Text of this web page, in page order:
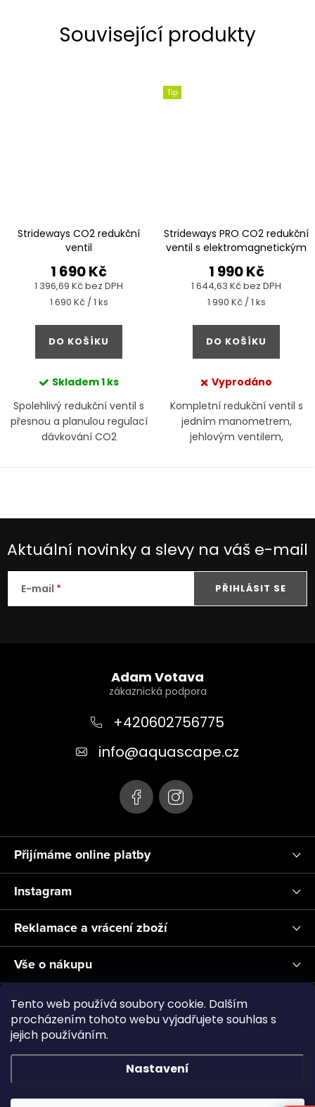
Tento web používá soubory cookie. Dalším
procházením tohoto webu vyjadřujete souhlas s
jejich používáním.
Nastavení
Související produkty
Strideways CO2 redukční
ventil
1 396,69 Kč bez DPH
1 690 Kč
Měrná
1 690 Kč / 1 ks
DO KOŠÍKU
Skladem1 ks
Spolehlivý redukční ventil s
přesnou a planulou regulací
dávkování CO2
Tip
Strideways PRO CO2 redukční
ventil s elektromagnetickým
1 644,63 Kč bez DPH
1 990 Kč
Měrná
1 990 Kč / 1 ks
DO KOŠÍKU
Vyprodáno
Kompletní redukční ventil s
jedním manometrem,
jehlovým ventilem,
Aktuální novinky a slevy na váš e-mail
E-mail PŘIHLÁSIT SE
Přijímáme online platby
Adam Votava
+420602756775
info@aquascape.cz
Instagram
Reklamace a vrácení zboží
Vše o nákupu
Informace pro Vás
Realizace a servis akvárií ↗
Copyright 2026Aquascape.cz. Všechna práva vyhrazena.